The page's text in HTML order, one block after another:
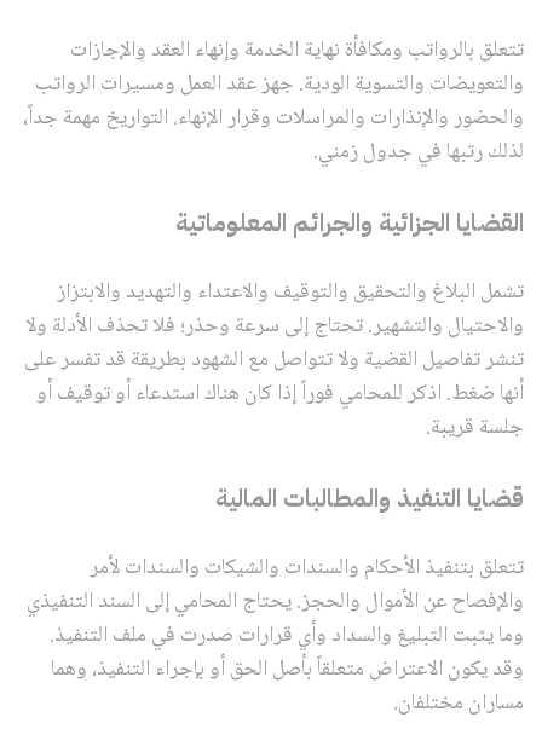
تتعلق بالرواتب ومكافأة نهاية الخدمة وإنهاء العقد والإجازات
والتعويضات والتسوية الودية. جهز عقد العمل ومسيرات الرواتب
والحضور والإنذارات والمراسلات وقرار الإنهاء. التواريخ مهمة جداً،
لذلك رتبها في جدول زمني.
القضايا الجزائية والجرائم المعلوماتية
تشمل البلاغ والتحقيق والتوقيف والاعتداء والتهديد والابتزاز
والاحتيال والتشهير. تحتاج إلى سرعة وحذر؛ فلا تحذف الأدلة ولا
تنشر تفاصيل القضية ولا تتواصل مع الشهود بطريقة قد تفسر على
أنها ضغط. اذكر للمحامي فوراً إذا كان هناك استدعاء أو توقيف أو
جلسة قريبة.
قضايا التنفيذ والمطالبات المالية
تتعلق بتنفيذ الأحكام والسندات والشيكات والسندات لأمر
والإفصاح عن الأموال والحجز. يحتاج المحامي إلى السند التنفيذي
وما يثبت التبليغ والسداد وأي قرارات صدرت في ملف التنفيذ.
وقد يكون الاعتراض متعلقاً بأصل الحق أو بإجراء التنفيذ، وهما
مساران مختلفان.